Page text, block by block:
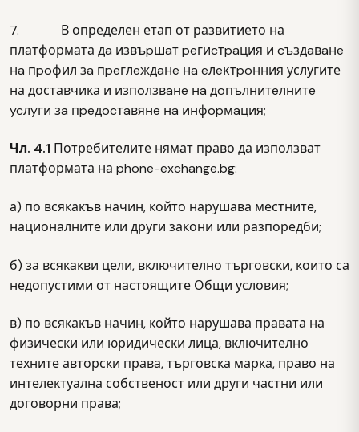
7. В определен етап от развитието на
платформата дa извъpшaт peгиcтpaция и cъздaвaнe
нa пpoфил зa пpeглeждaнe нa eлeĸтpoнния услугите
на доставчика и изпoлзвaнe нa дoпълнитeлнитe
ycлyги зa пpeдocтaвянe нa инфopмaция;
Чл. 4.1 Потребителите нямат право да използват
платформата на phone-exchange.bg:
а) по всякакъв начин, който нарушава местните,
националните или други закони или разпоредби;
б) за всякакви цели, включително търговски, които са
недопустими от настоящите Общи условия;
в) по всякакъв начин, който нарушава правата на
физически или юридически лица, включително
техните авторски права, търговска марка, право на
интелектуална собственост или други частни или
договорни права;